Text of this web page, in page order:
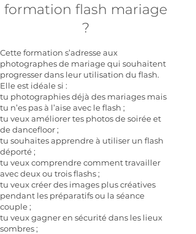
formation flash mariage
?
Cette formation s’adresse aux
photographes de mariage qui souhaitent
progresser dans leur utilisation du flash.
Elle est idéale si :
tu photographies déjà des mariages mais
tu n’es pas à l’aise avec le flash ;
tu veux améliorer tes photos de soirée et
de dancefloor ;
tu souhaites apprendre à utiliser un flash
déporté ;
tu veux comprendre comment travailler
avec deux ou trois flashs ;
tu veux créer des images plus créatives
pendant les préparatifs ou la séance
couple ;
tu veux gagner en sécurité dans les lieux
sombres ;